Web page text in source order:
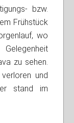
bzw.
Frühstück
wo
zu sehen.
und
stand im